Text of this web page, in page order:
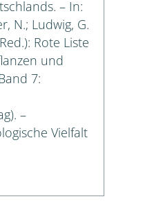
– In:
N.; Ludwig, G.
Rote Liste
und
7:
–
Vielfalt